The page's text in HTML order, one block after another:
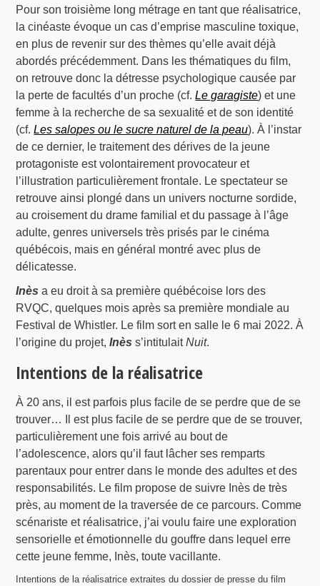
Pour son troisième long métrage en tant que réalisatrice,
la cinéaste évoque un cas d’emprise masculine toxique,
en plus de revenir sur des thèmes qu’elle avait déjà
abordés précédemment. Dans les thématiques du film,
on retrouve donc la détresse psychologique causée par
la perte de facultés d’un proche (cf.Le garagiste) et une
femme à la recherche de sa sexualité et de son identité
(cf.Les salopes ou le sucre naturel de la peau). À l’instar
de ce dernier, le traitement des dérives de la jeune
protagoniste est volontairement provocateur et
l’illustration particulièrement frontale. Le spectateur se
retrouve ainsi plongé dans un univers nocturne sordide,
au croisement du drame familial et du passage à l’âge
adulte, genres universels très prisés par le cinéma
québécois, mais en général montré avec plus de
délicatesse.
Inès a eu droit à sa première québécoise lors des
RVQC, quelques mois après sa première mondiale au
Festival de Whistler. Le film sort en salle le 6 mai 2022. À
l’origine du projet,Inès s’intitulaitNuit.
Intentions de la réalisatrice
À 20 ans, il est parfois plus facile de se perdre que de se
trouver… Il est plus facile de se perdre que de se trouver,
particulièrement une fois arrivé au bout de
l’adolescence, alors qu’il faut lâcher ses remparts
parentaux pour entrer dans le monde des adultes et des
responsabilités. Le film propose de suivre Inès de très
près, au moment de la traversée de ce parcours. Comme
scénariste et réalisatrice, j’ai voulu faire une exploration
sensorielle et émotionnelle du gouffre dans lequel erre
cette jeune femme, Inès, toute vacillante.
Intentions de la réalisatrice extraites du dossier de presse du film